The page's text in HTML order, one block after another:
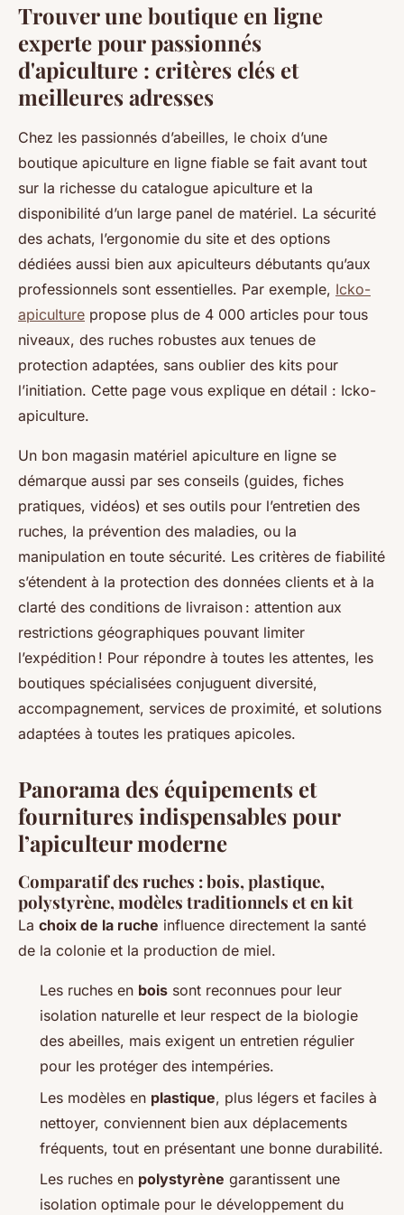
Trouver une boutique en ligne
experte pour passionnés
d'apiculture : critères clés et
meilleures adresses
Chez les passionnés d’abeilles, le choix d’une
boutique apiculture en ligne fiable se fait avant tout
sur la richesse du catalogue apiculture et la
disponibilité d’un large panel de matériel. La sécurité
des achats, l’ergonomie du site et des options
dédiées aussi bien aux apiculteurs débutants qu’aux
professionnels sont essentielles. Par exemple, Icko-
apiculture propose plus de 4 000 articles pour tous
niveaux, des ruches robustes aux tenues de
protection adaptées, sans oublier des kits pour
l’initiation. Cette page vous explique en détail : Icko-
apiculture.
Un bon magasin matériel apiculture en ligne se
démarque aussi par ses conseils (guides, fiches
pratiques, vidéos) et ses outils pour l’entretien des
ruches, la prévention des maladies, ou la
manipulation en toute sécurité. Les critères de fiabilité
s’étendent à la protection des données clients et à la
clarté des conditions de livraison : attention aux
restrictions géographiques pouvant limiter
l’expédition ! Pour répondre à toutes les attentes, les
boutiques spécialisées conjuguent diversité,
accompagnement, services de proximité, et solutions
adaptées à toutes les pratiques apicoles.
Panorama des équipements et
fournitures indispensables pour
l’apiculteur moderne
Comparatif des ruches : bois, plastique,
polystyrène, modèles traditionnels et en kit
La choix de la ruche influence directement la santé
de la colonie et la production de miel.
Les ruches en bois sont reconnues pour leur
isolation naturelle et leur respect de la biologie
des abeilles, mais exigent un entretien régulier
pour les protéger des intempéries.
Les modèles en plastique, plus légers et faciles à
nettoyer, conviennent bien aux déplacements
fréquents, tout en présentant une bonne durabilité.
Les ruches en polystyrène garantissent une
isolation optimale pour le développement du